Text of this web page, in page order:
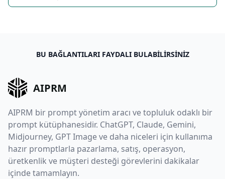
BU BAĞLANTILARI FAYDALI BULABILIRSINIZ
AIPRM
AIPRM bir prompt yönetim aracı ve topluluk odaklı bir
prompt kütüphanesidir. ChatGPT, Claude, Gemini,
Midjourney, GPT Image ve daha niceleri için kullanıma
hazır promptlarla pazarlama, satış, operasyon,
üretkenlik ve müşteri desteği görevlerini dakikalar
içinde tamamlayın.